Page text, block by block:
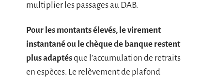
multiplier les passages au DAB.
Pour les montants élevés, le virement
instantané ou le chèque de banque restent
plus adaptésque l’accumulation de retraits
en espèces. Le relèvement de plafond